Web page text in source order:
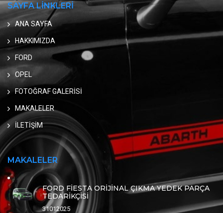
SAYFA LİNKLERİ
ANA SAYFA
HAKKIMIZDA
FORD
OPEL
FOTOĞRAF GALERİSİ
MAKALELER
İLETİŞİM
MAKALELER
FORD FİESTA ORİJİNAL ÇIKMA YEDEK PARÇA
TEDARİKÇİSİ
31012025